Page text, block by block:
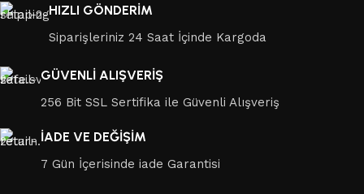
HIZLI GÖNDERİM
Siparişleriniz 24 Saat İçinde Kargoda
GÜVENLİ ALIŞVERİŞ
256 Bit SSL Sertifika ile Güvenli Alışveriş
İADE VE DEĞİŞİM
7 Gün İçerisinde iade Garantisi